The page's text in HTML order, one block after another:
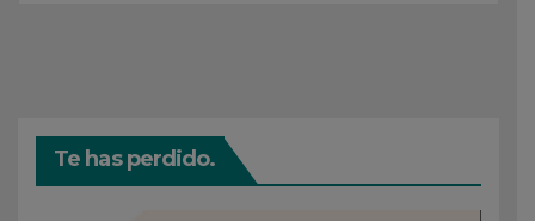
Te has perdido.